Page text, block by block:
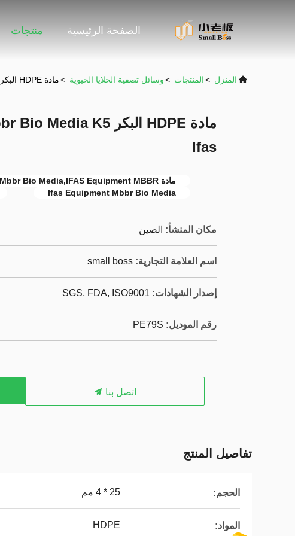
الصفحة الرئيسية منتجات
المنزل >المنتجات >وسائل تصفية الخلايا الحيوية >مادة HDPE البكر Mbbr Bio Media K5 اللون الأبيض لجهاز Ifas
Ifas
مادة HDPE Mbbr Bio Media,IFAS Equipment MBBR بيوميديا,اللون الأبيض
Ifas Equipment Mbbr Bio Media
مكان المنشأ: الصين
اسم العلامة التجارية: small boss
إصدار الشهادات: SGS, FDA, ISO9001
رقم الموديل: PE79S
اتصل بنا
تفاصيل المنتج
الحجم: 25 * 4 مم
المواد: HDPE